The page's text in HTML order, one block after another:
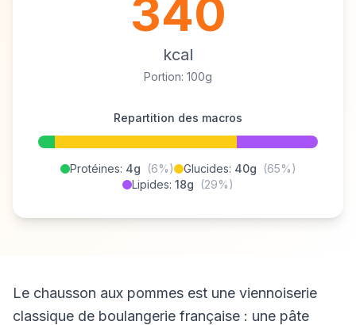
340
kcal
Portion: 100g
Repartition des macros
Protéines: 4g (6%) Glucides: 40g
(65%)
Lipides: 18g (29%)
Le chausson aux pommes est une viennoiserie
classique de boulangerie française : une pâte